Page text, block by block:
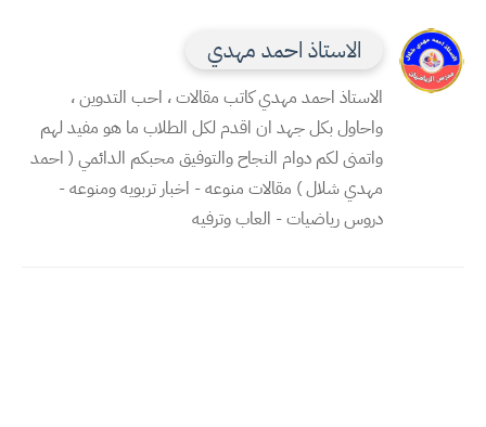
الاستاذ احمد مهدي
الاستاذ احمد مهدي كاتب مقالات ، احب التدوين ،
واحاول بكل جهد ان اقدم لكل الطلاب ما هو مفيد لهم
واتمنى لكم دوام النجاح والتوفيق محبكم الدائمي ( احمد
مهدي شلال ) مقالات منوعه - اخبار تربويه ومنوعه -
دروس رياضيات - العاب وترفيه